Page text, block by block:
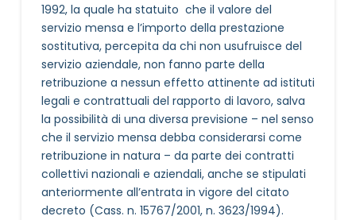
1992, la quale ha statuito che il valore del
servizio mensa e l’importo della prestazione
sostitutiva, percepita da chi non usufruisce del
servizio aziendale, non fanno parte della
retribuzione a nessun effetto attinente ad istituti
legali e contrattuali del rapporto di lavoro, salva
la possibilità di una diversa previsione – nel senso
che il servizio mensa debba considerarsi come
retribuzione in natura – da parte dei contratti
collettivi nazionali e aziendali, anche se stipulati
anteriormente all’entrata in vigore del citato
decreto (Cass. n. 15767/2001, n. 3623/1994).